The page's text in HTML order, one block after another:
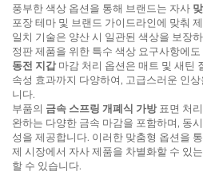
풍부한 색상 옵션을 통해 브랜드는 자사
포장 테마 및 브랜드 가이드라인에 맞춰
일치 기술은 양산 시 일관된 색상을 보장
정판 제품을 위한 특수 색상 요구사항에
동전 지갑마감 처리 옵션은 매트 및 새틴
속성 효과까지 다양하여, 고급스러운 인
니다.
부품의 금속 스프링 개폐식 가방 표면 처
완하는 다양한 금속 마감을 포함하며, 동
성을 제공합니다. 이러한 맞춤형 옵션을
제 시장에서 자사 제품을 차별화할 수 있
할 수 있습니다.